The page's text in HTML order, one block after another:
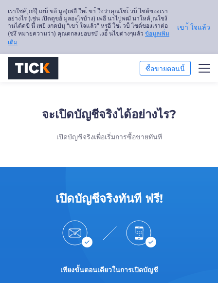
เราใชค้ ุกก้(ี เกบ็ ขอ้ มูล)เพ่อื ใหเ้ ขา้ ใจว่าคุณใชเ้ วบ็ ไซต์ของเรา
อย่างไร (เช่น เปิดดูขอ้ มูลอะไรบ้าง) เพ่อื นาไปพฒั นาใหค้ ุณใชง้
านได้ดขี นึ้ เพยี งกดป่มุ “เขา้ ใจแล้ว” หรอื ใชเ้ วบ็ ไซต์ของเราต่อ
(ซ่งึ หมายความว่า) คุณตกลงยอบรบั เงอ่ื นไขต่างๆแล้ว ข้อมูลเพิ่ม
เติม
เขา้ ใจแล้ว
ซื้อขายตอนนี้
แพลตฟอร์ม
การศึกษา
จะเปิดบัญชีจริงได้อย่างไร?
เปิดบัญชีจริงเพื่อเริ่มการซื้อขายทันที
เปิดบัญชีจริงทันที ฟรี!
เพียงขั้นตอนเดียวในการเปิดบัญชี